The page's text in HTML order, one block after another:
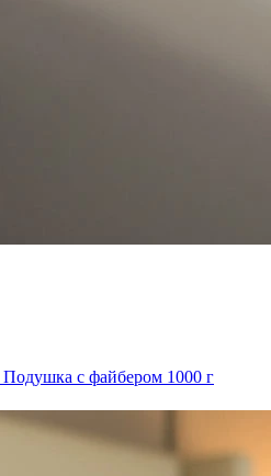
Подушка с файбером 1000 г